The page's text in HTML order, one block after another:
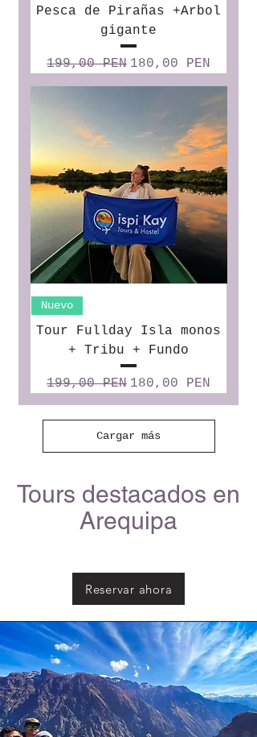
Pesca de Pirañas +Arbol
gigante
Precio
199,00 PEN Precio de oferta
180,00 PEN
Nuevo
Tour Fullday Isla monos
+ Tribu + Fundo
Precio
199,00 PEN Precio de oferta
180,00 PEN
Cargar más
Tours destacados en
Arequipa
Reservar ahora